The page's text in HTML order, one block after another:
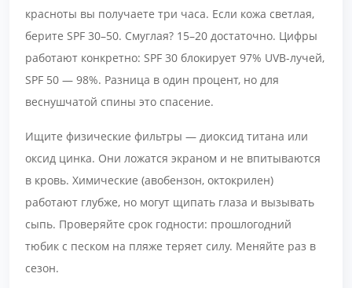
красноты вы получаете три часа. Если кожа светлая,
берите SPF 30–50. Смуглая? 15–20 достаточно. Цифры
работают конкретно: SPF 30 блокирует 97% UVB-лучей,
SPF 50 — 98%. Разница в один процент, но для
веснушчатой спины это спасение.
Ищите физические фильтры — диоксид титана или
оксид цинка. Они ложатся экраном и не впитываются
в кровь. Химические (авобензон, октокрилен)
работают глубже, но могут щипать глаза и вызывать
сыпь. Проверяйте срок годности: прошлогодний
тюбик с песком на пляже теряет силу. Меняйте раз в
сезон.